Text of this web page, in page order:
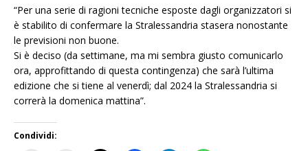
“Per una serie di ragioni tecniche esposte dagli organizzatori si
è stabilito di confermare la Stralessandria stasera nonostante
le previsioni non buone.
Si è deciso (da settimane, ma mi sembra giusto comunicarlo
ora, approfittando di questa contingenza) che sarà l’ultima
edizione che si tiene al venerdì; dal 2024 la Stralessandria si
correrà la domenica mattina”.
Condividi: